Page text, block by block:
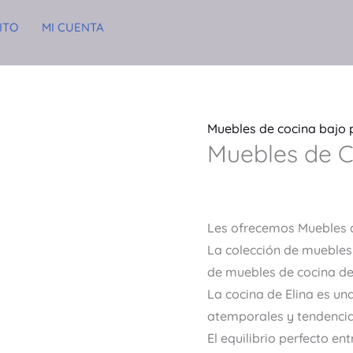
MI CUENTA
Muebles de cocina bajo
Muebles de
Les ofrecemos Muebles
La colección de
de muebles de cocina
La cocina de Elina es
atemporales y
El equilibrio perfecto